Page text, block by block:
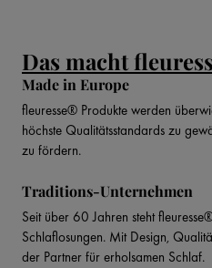
Das macht
Made in Europe
fleuresse® Produkte werden
höchste Qualitätsstandards zu
zu fördern.
Traditions-Unternehmen
Seit über 60 Jahren steht
Schlaflosungen. Mit Design,
der Partner für erholsamen Schlaf.